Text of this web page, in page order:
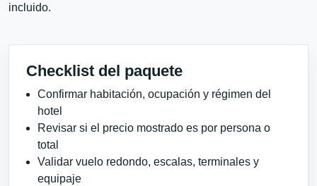
incluido.
Checklist del paquete
Confirmar habitación, ocupación y régimen del
hotel
Revisar si el precio mostrado es por persona o
total
Validar vuelo redondo, escalas, terminales y
equipaje